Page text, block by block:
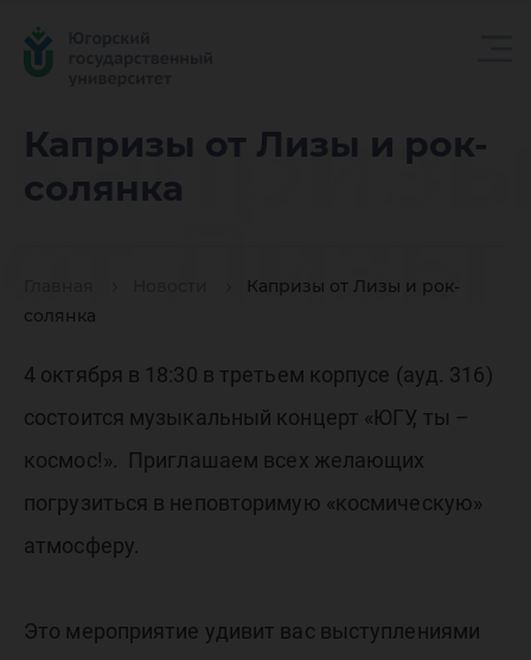
Капризы от Лизы и рок-
солянка
Капризы от Лизы и рок-
солянкаот Лизы
и рок-
солянка
4 октября в 18:30 в третьем корпусе (ауд. 316)
состоится музыкальный концерт «ЮГУ, ты –
космос!». Приглашаем всех желающих
погрузиться в неповторимую «космическую»
атмосферу.
Это мероприятие удивит вас выступлениями